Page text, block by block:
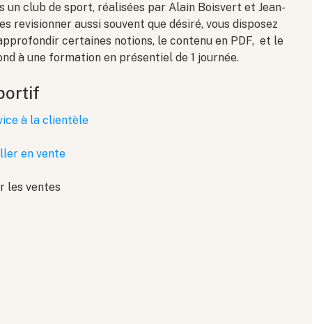
un club de sport, réalisées par Alain Boisvert et Jean-
revisionner aussi souvent que désiré, vous disposez
certaines notions, le contenu en PDF, et le
à une formation en présentiel de 1 journée.
à la clientèle
en vente
les ventes